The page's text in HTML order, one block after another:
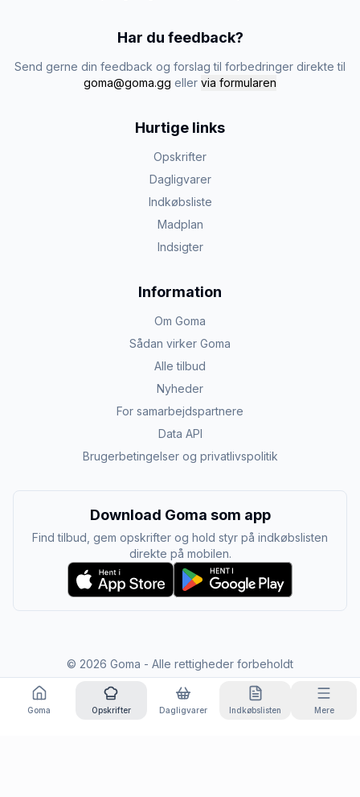
Har du feedback?
Send gerne din feedback og forslag til forbedringer direkte til
goma@goma.gg eller via formularen
Hurtige links
Opskrifter
Dagligvarer
Indkøbsliste
Madplan
Indsigter
Information
Om Goma
Sådan virker Goma
Alle tilbud
Nyheder
For samarbejdspartnere
Data API
Brugerbetingelser og privatlivspolitik
Download Goma som app
Find tilbud, gem opskrifter og hold styr på indkøbslisten
direkte på mobilen.
© 2026 Goma - Alle rettigheder forbeholdt
Goma Opskrifter Dagligvarer Indkøbslisten Mere